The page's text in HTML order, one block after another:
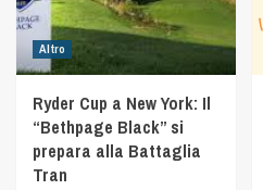
Altro
Ryder Cup a New York: Il
“Bethpage Black” si
prepara alla Battaglia
Tran